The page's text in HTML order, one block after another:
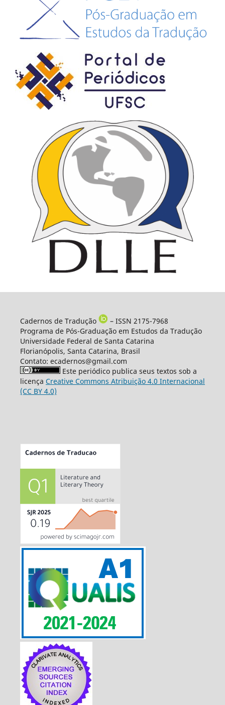
Cadernos de Tradução
– ISSN 2175-7968
Programa de Pós-Graduação em Estudos da Tradução
Universidade Federal de Santa Catarina
Florianópolis, Santa Catarina, Brasil
Contato: ecadernos@gmail.com
Este periódico publica seus textos sob a
licença Creative Commons Atribuição 4.0 Internacional
(CC BY 4.0)